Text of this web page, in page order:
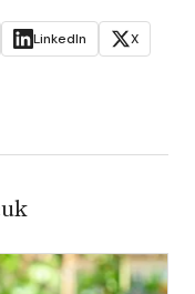
LinkedIn
X